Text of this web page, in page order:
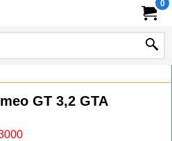
0
GT 3,2 GTA